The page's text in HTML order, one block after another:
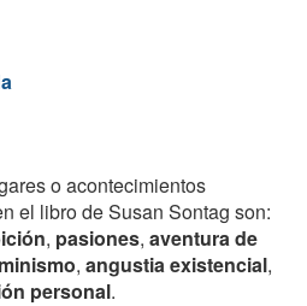
o acontecimientos
el libro de Susan Sontag son:
, pasiones, aventura de
, angustia existencial,
personal.